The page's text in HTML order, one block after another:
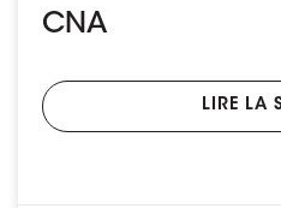
CNA
LIRE LA